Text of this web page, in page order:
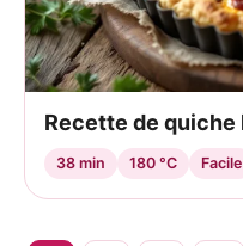
Recette de
38 min 180 °C Facile